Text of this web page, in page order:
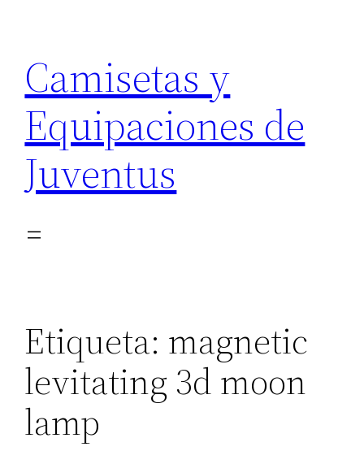
contenido
Camisetas y
Equipaciones de
Juventus
Etiqueta: magnetic
levitating 3d moon
lamp